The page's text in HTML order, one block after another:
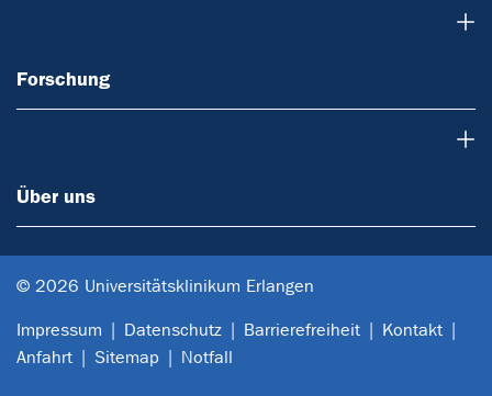
Forschung
Über uns
© 2026 Universitätsklinikum Erlangen
Impressum Datenschutz Barrierefreiheit
Kontakt
Anfahrt
Sitemap Notfall